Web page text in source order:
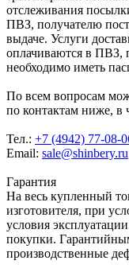
отслеживания
ПВЗ, получателю
выдаче. Услуги
оплачиваются в ПВЗ,
необходимо иметь
По всем вопросам
по контактам ниже, в
Тел.: +7 (4942) 77-08-
Email: sale@shinbery.ru
Гарантия
На весь купленный
изготовителя, при
условия
покупки.
производственные